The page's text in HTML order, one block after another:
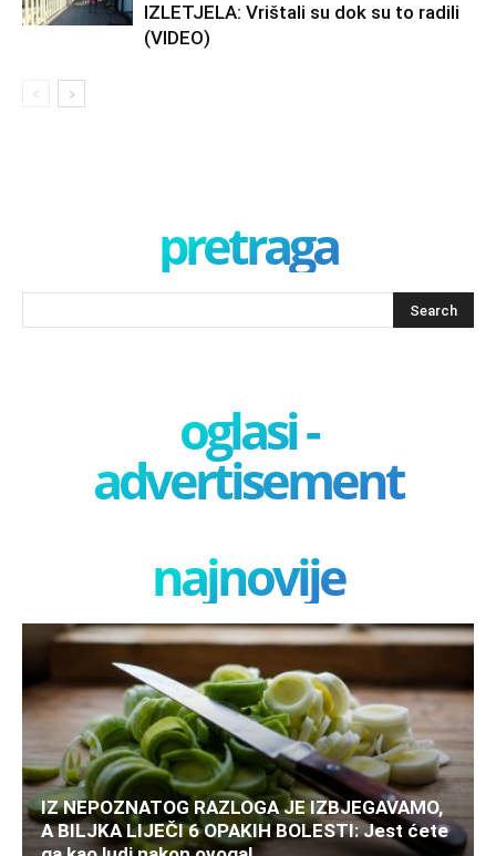
IZLETJELA: Vrištali su dok su to radili
(VIDEO)
pretraga
oglasi -
advertisement
najnovije
IZ NEPOZNATOG RAZLOGA JE IZBJEGAVAMO,
A BILJKA LIJEČI 6 OPAKIH BOLESTI: Jest ćete